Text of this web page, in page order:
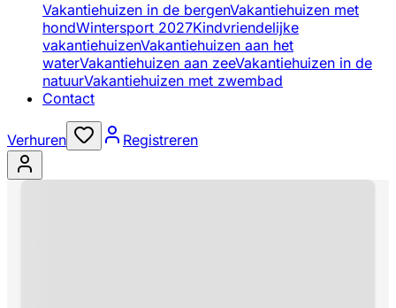
Vakantiehuizen in de bergenVakantiehuizen met
hondWintersport 2027Kindvriendelijke
vakantiehuizenVakantiehuizen aan het
waterVakantiehuizen aan zeeVakantiehuizen in de
natuurVakantiehuizen met zwembad
Contact
Verhuren Registreren